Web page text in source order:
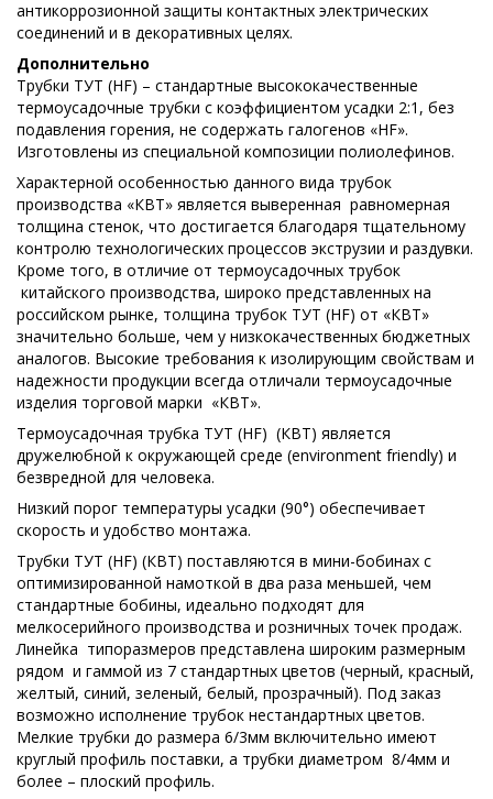
антикоррозионной защиты контактных электрических
соединений и в декоративных целях.
Дополнительно
Трубки ТУТ (HF) – стандартные высококачественные
термоусадочные трубки с коэффициентом усадки 2:1, без
подавления горения, не содержать галогенов «HF».
Изготовлены из специальной композиции полиолефинов.
Характерной особенностью данного вида трубок
производства «КВТ» является выверенная равномерная
толщина стенок, что достигается благодаря тщательному
контролю технологических процессов экструзии и раздувки.
Кроме того, в отличие от термоусадочных трубок
китайского производства, широко представленных на
российском рынке, толщина трубок ТУТ (HF) от «КВТ»
значительно больше, чем у низкокачественных бюджетных
аналогов. Высокие требования к изолирующим свойствам и
надежности продукции всегда отличали термоусадочные
изделия торговой марки «КВТ».
Термоусадочная трубка ТУТ (HF) (КВТ) является
дружелюбной к окружающей среде (environment friendly) и
безвредной для человека.
Низкий порог температуры усадки (90°) обеспечивает
скорость и удобство монтажа.
Трубки ТУТ (HF) (КВТ) поставляются в мини-бобинах с
оптимизированной намоткой в два раза меньшей, чем
стандартные бобины, идеально подходят для
мелкосерийного производства и розничных точек продаж.
Линейка типоразмеров представлена широким размерным
рядом и гаммой из 7 стандартных цветов (черный, красный,
желтый, синий, зеленый, белый, прозрачный). Под заказ
возможно исполнение трубок нестандартных цветов.
Мелкие трубки до размера 6/3мм включительно имеют
круглый профиль поставки, а трубки диаметром 8/4мм и
более – плоский профиль.